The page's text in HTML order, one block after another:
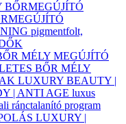
BŐRMEGÚJÍTÓ
pigmentfolt,
MÉLY MEGÚJÍTÓ
BŐR MÉLY
LUXURY BEAUTY |
| ANTI AGE luxus
ránctalanító program
LUXURY |